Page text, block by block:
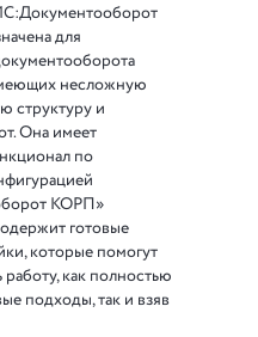
для
несложную
структуру и
Она имеет
по
КОРП»
готовые
которые помогут
как полностью
подходы, так и взяв